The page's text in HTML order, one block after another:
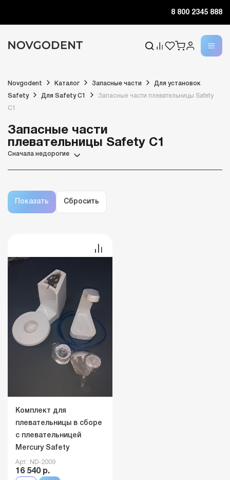
8 800 2345 888
Novgodent Каталог Запасные части Для установок
Safety Для Safety C1 Запасные части плевательницы Safety
C1
Запасные части
плевательницы Safety C1
Сначала недорогие
Комплект для
плевательницы в сборе
с плевательницей
Mercury Safety
Арт.: ND-2009
16 540 р.